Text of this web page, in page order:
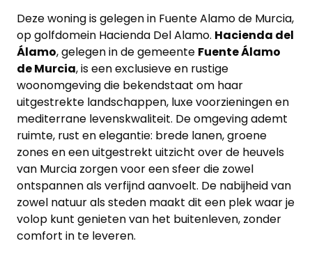
Blog
Cookies
Deze woning is gelegen in Fuente Alamo de Murcia,
op golfdomein Hacienda Del Alamo. Hacienda del
Álamo, gelegen in de gemeente Fuente Álamo
de Murcia, is een exclusieve en rustige
woonomgeving die bekendstaat om haar
uitgestrekte landschappen, luxe voorzieningen en
mediterrane levenskwaliteit. De omgeving ademt
ruimte, rust en elegantie: brede lanen, groene
zones en een uitgestrekt uitzicht over de heuvels
van Murcia zorgen voor een sfeer die zowel
ontspannen als verfijnd aanvoelt. De nabijheid van
zowel natuur als steden maakt dit een plek waar je
volop kunt genieten van het buitenleven, zonder
comfort in te leveren.